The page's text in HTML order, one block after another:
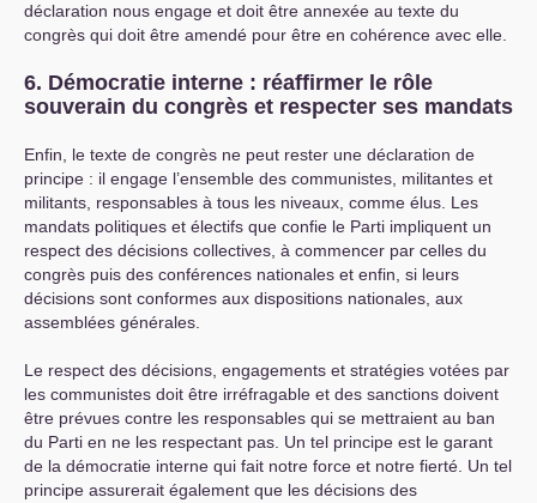
déclaration nous engage et doit être annexée au texte du
congrès qui doit être amendé pour être en cohérence avec elle.
6. Démocratie interne : réaffirmer le rôle
souverain du congrès et respecter ses mandats
Enfin, le texte de congrès ne peut rester une déclaration de
principe : il engage l’ensemble des communistes, militantes et
militants, responsables à tous les niveaux, comme élus. Les
mandats politiques et électifs que confie le Parti impliquent un
respect des décisions collectives, à commencer par celles du
congrès puis des conférences nationales et enfin, si leurs
décisions sont conformes aux dispositions nationales, aux
assemblées générales.
Le respect des décisions, engagements et stratégies votées par
les communistes doit être irréfragable et des sanctions doivent
être prévues contre les responsables qui se mettraient au ban
du Parti en ne les respectant pas. Un tel principe est le garant
de la démocratie interne qui fait notre force et notre fierté. Un tel
principe assurerait également que les décisions des